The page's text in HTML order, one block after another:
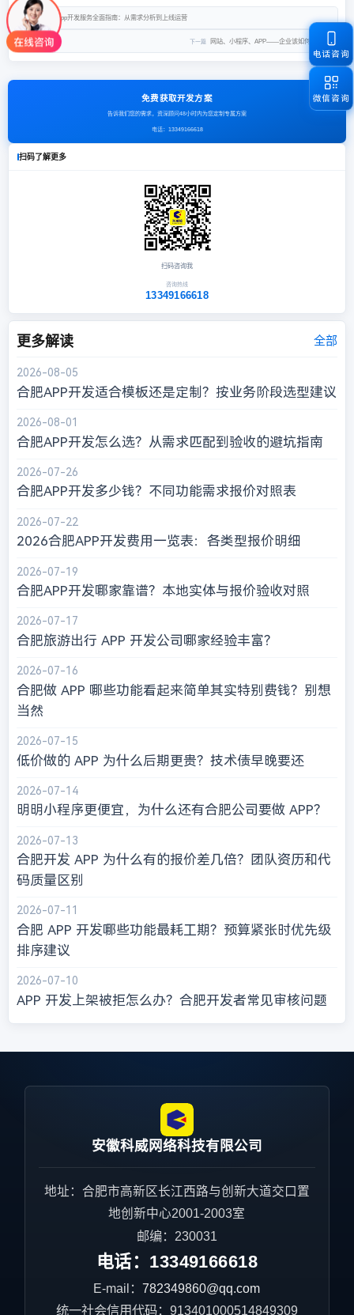
上一篇 合肥app开发服务全面指南：从需求分析到上线运营
下一篇 网站、小程序、APP——企业该如何选择？
免费获取开发方案
告诉我们您的需求，资深顾问48小时内为您定制专属方案
电话： 13349166618
扫码了解更多
扫码咨询我
咨询热线
13349166618
更多解读 全部
2026-08-05
合肥APP开发适合模板还是定制？按业务阶段选型建议
2026-08-01
合肥APP开发怎么选？从需求匹配到验收的避坑指南
2026-07-26
合肥APP开发多少钱？不同功能需求报价对照表
2026-07-22
2026合肥APP开发费用一览表：各类型报价明细
2026-07-19
合肥APP开发哪家靠谱？本地实体与报价验收对照
2026-07-17
合肥旅游出行 APP 开发公司哪家经验丰富？
2026-07-16
合肥做 APP 哪些功能看起来简单其实特别费钱？别想
当然
2026-07-15
低价做的 APP 为什么后期更贵？技术债早晚要还
2026-07-14
明明小程序更便宜，为什么还有合肥公司要做 APP？
2026-07-13
合肥开发 APP 为什么有的报价差几倍？团队资历和代
码质量区别
2026-07-11
合肥 APP 开发哪些功能最耗工期？预算紧张时优先级
排序建议
2026-07-10
APP 开发上架被拒怎么办？合肥开发者常见审核问题
安徽科威网络科技有限公司
地址：合肥市高新区长江西路与创新大道交口置
地创新中心2001-2003室
邮编：230031
电话： 13349166618
E-mail：782349860@qq.com
统一社会信用代码：913401000514849309
电话咨询
微信咨询